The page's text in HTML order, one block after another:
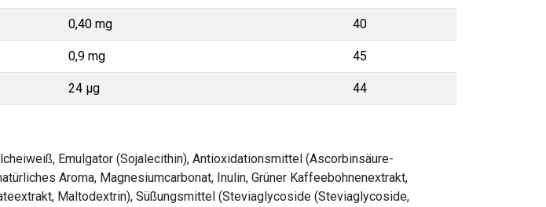
0,40 mg 40
0,9 mg 45
24 µg 44
Emulgator (Sojalecithin), Antioxidationsmittel (Ascorbinsäure-
Aroma, Magnesiumcarbonat, Inulin, Grüner Kaffeebohnenextrakt,
Maltodextrin), Süßungsmittel (Steviaglycoside (Steviaglycoside,